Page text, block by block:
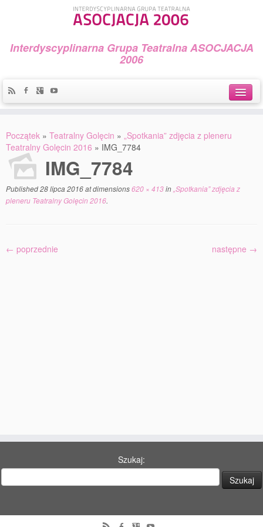
Interdyscyplinarna Grupa Teatralna ASOCJACJA
2006
Widowiska i spektakle
Teatralny Golęcin
Przystań Teatralna
Początek » Teatralny Golęcin » „Spotkania” zdjęcia z pleneru
Teatralny Golęcin 2016 » IMG_7784
IMG_7784
Published28 lipca 2016at dimensions620 × 413in „Spotkania” zdjęcia z
pleneru Teatralny Golęcin 2016.
← poprzednie następne →
Szukaj: